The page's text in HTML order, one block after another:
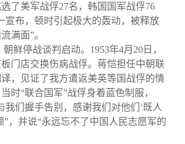
了美军战俘27名，韩国国军战俘76
宣布，顿时引起极大的轰动，被释放
满面”。
朝鲜停战谈判启动。1953年4月20日，
门店交换伤病战俘。蒋恺担任中朝联
，见证了我方遣返美英等国战俘的情
时“联合国军”战俘身着蓝色制服，
我们握手告别，感谢我们对他们‘既人
”，并说“永远忘不了中国人民志愿军的